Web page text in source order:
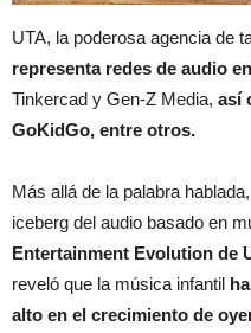
UTA, la poderosa agencia de
representa redes de audio
Tinkercad y Gen-Z Media, así
GoKidGo, entre otros.
Más allá de la palabra
iceberg del audio basado en
Entertainment Evolution de
reveló que la música infantil
alto en el crecimiento de